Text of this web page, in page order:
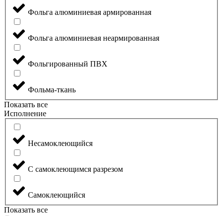
Фольга алюминиевая армированная
Фольга алюминиевая неармированная
Фольгированный ПВХ
Фольма-ткань
Показать все
Исполнение
Несамоклеющийся
С самоклеющимся разрезом
Самоклеющийся
Показать все